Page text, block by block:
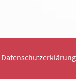
Datenschutzerklärung